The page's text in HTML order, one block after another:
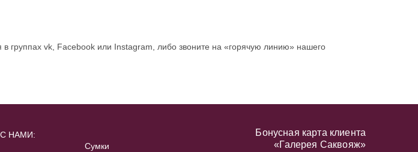
vk, Facebook или Instagram, либо звоните на «горячую линию» нашего
НАМИ:
Сумки
Бонусная карта клиента
«Галерея Саквояж»